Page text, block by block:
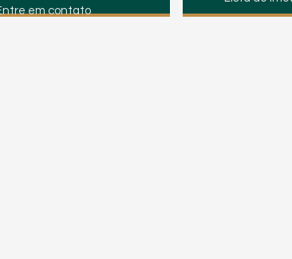
em contato